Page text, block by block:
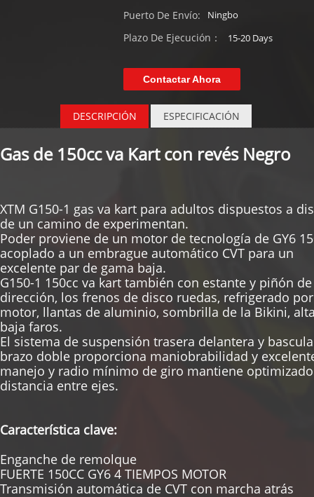
Puerto De Envío: Ningbo
Plazo De Ejecución： 15-20 Days
Contactar Ahora
DESCRIPCIÓN ESPECIFICACIÓN
Gas de 150cc va Kart con revésNegro
XTM G150-1 gas va kart para adultos dispuestos a
de un camino de experimentan.
Poder proviene de un motor de tecnología de GY6
acoplado a un embrague automático CVT para un
excelente par de gama baja.
G150-1 150cc va kart también con estante y piñón de
dirección, los frenos de disco ruedas, refrigerado
motor, llantas de aluminio, sombrilla de la Bikini,
baja faros.
El sistema de suspensión trasera delantera y
brazo doble proporciona maniobrabilidad y
manejo y radio mínimo de giro mantiene
distancia entre ejes.
Característica clave:
Enganche de remolque
FUERTE 150CC GY6 4 TIEMPOS MOTOR
Transmisión automática de CVT con marcha atrás
especificación sobre Gas Go Kart